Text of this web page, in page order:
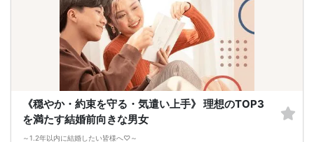
《穏やか・約束を守る・気遣い上手》 理想のTOP3
を満たす結婚前向きな男女
～1.2年以内に結婚したい皆様へ♡～